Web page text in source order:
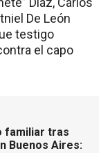
De León
testigo
el capo
familiar tras
Buenos Aires: